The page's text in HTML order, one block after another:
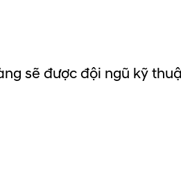
sẽ được đội ngũ kỹ